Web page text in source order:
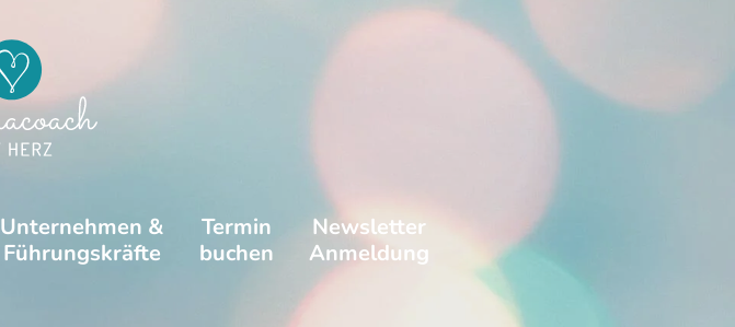
Unternehmen &
Führungskräfte
Termin
buchen
Newsletter
Anmeldung